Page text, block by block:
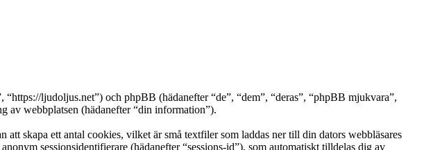
ljudoljus.net”) och phpBB (hädanefter “de”, “dem”, “deras”, “phpBB mjukvara”,
av webbplatsen (hädanefter “din information”).
skapa ett antal cookies, vilket är små textfiler som laddas ner till din dators webbläsares
sessionsidentifierare (hädanefter “sessions-id”), som automatiskt tilldelas dig av